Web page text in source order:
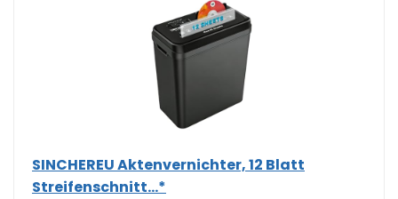
SINCHEREU Aktenvernichter, 12 Blatt
Streifenschnitt...*